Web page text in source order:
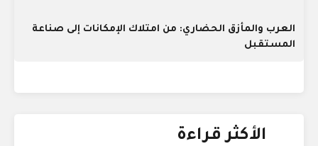
العرب والمأزق الحضاري: من امتلاك الإمكانات إلى صناعة
المستقبل
الأكثر قراءة